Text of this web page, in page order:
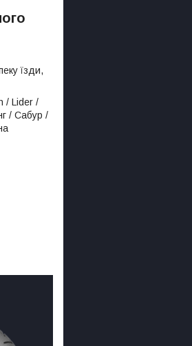
їзди,
/ Lider /
/ Сабур /